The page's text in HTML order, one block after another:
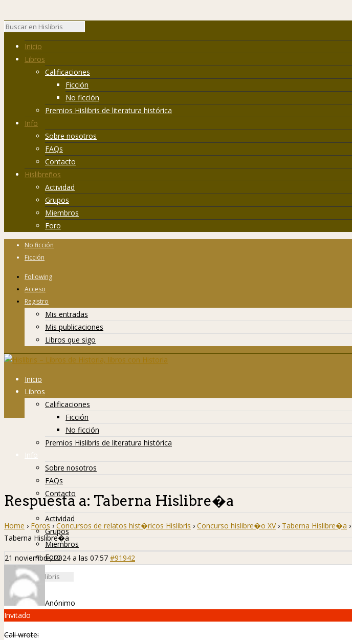
Inicio
Libros
Calificaciones
Ficción
No ficción
Premios Hislibris de literatura histórica
Info
Sobre nosotros
FAQs
Contacto
Hislibreños
Actividad
Grupos
Miembros
Foro
No ficción
Ficción
Following
Acceso
Registro
Mis entradas
Mis publicaciones
Libros que sigo
Inicio
Libros
Calificaciones
Ficción
No ficción
Premios Hislibris de literatura histórica
Info
Sobre nosotros
FAQs
Contacto
Hislibreños
Actividad
Grupos
Miembros
Foro
Respuesta a: Taberna Hislibre�a
Home › Foros › Concursos de relatos hist�ricos Hislibris › Concurso hislibre�o XV › Taberna Hislibre�a ›
Taberna Hislibre�a
21 noviembre, 2024 a las 07:57 #91942
Anónimo
Invitado
Cali wrote: